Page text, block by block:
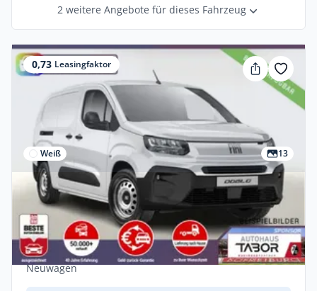
2 weitere Angebote für dieses Fahrzeug
0,73 Leasingfaktor
Weiß 13
Privat
Fiat Doblo Kasten L2 AT8 SHZ MagicCargo
Kam PDC CarPl
Diesel • Automatik •
130 PS (96 kW)
Neuwagen